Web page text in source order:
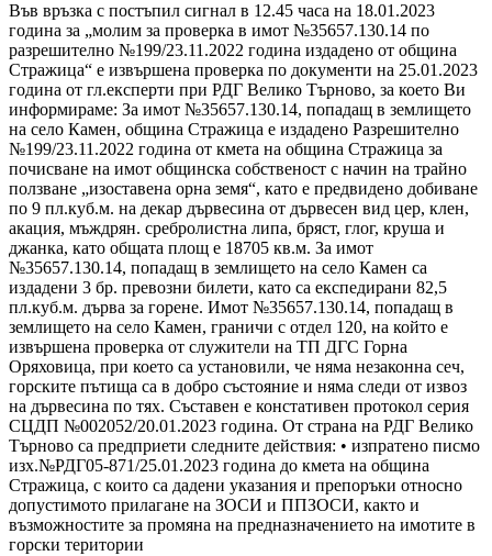
Във връзка с постъпил сигнал в 12.45 часа на 18.01.2023
година за „молим за проверка в имот №35657.130.14 по
разрешително №199/23.11.2022 година издадено от община
Стражица“ е извършена проверка по документи на 25.01.2023
година от гл.експерти при РДГ Велико Търново, за което Ви
информираме: За имот №35657.130.14, попадащ в землището
на село Камен, община Стражица е издадено Разрешително
№199/23.11.2022 година от кмета на община Стражица за
почисване на имот общинска собственост с начин на трайно
ползване „изоставена орна земя“, като е предвидено добиване
по 9 пл.куб.м. на декар дървесина от дървесен вид цер, клен,
акация, мъждрян. сребролистна липа, бряст, глог, круша и
джанка, като общата площ е 18705 кв.м. За имот
№35657.130.14, попадащ в землището на село Камен са
издадени 3 бр. превозни билети, като са експедирани 82,5
пл.куб.м. дърва за горене. Имот №35657.130.14, попадащ в
землището на село Камен, граничи с отдел 120, на който е
извършена проверка от служители на ТП ДГС Горна
Оряховица, при което са установили, че няма незаконна сеч,
горските пътища са в добро състояние и няма следи от извоз
на дървесина по тях. Съставен е констативен протокол серия
СЦДП №002052/20.01.2023 година. От страна на РДГ Велико
Търново са предприети следните действия: • изпратено писмо
изх.№РДГ05-871/25.01.2023 година до кмета на община
Стражица, с които са дадени указания и препоръки относно
допустимото прилагане на ЗОСИ и ППЗОСИ, както и
възможностите за промяна на предназначението на имотите в
горски територии